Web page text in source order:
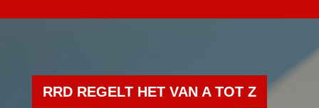
RRD REGELT HET VAN A TOT Z